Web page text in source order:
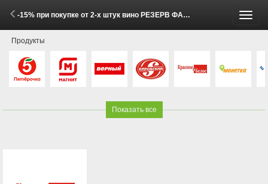
-15% при покупке от 2-х штук вино РЕЗЕРВ ФАНАГОРИИ белое полусладкое и красное полусладкое 0,75л (1 - 11 Мая 2026)
Продукты
Показать все